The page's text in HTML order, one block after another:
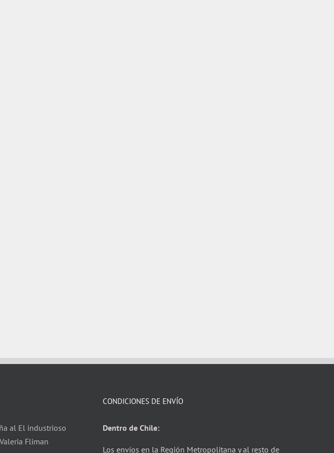
al El industrioso
Fliman
CONDICIONES DE ENVÍO
Dentro de Chile:
Los envíos en la Región Metropolitana y al resto de